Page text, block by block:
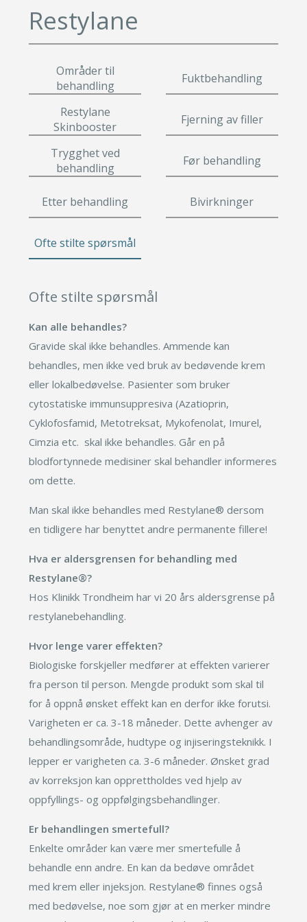
Brystforstørring eget fett
Lipødem
Leppeløft
Brystforstørring eget
Lipødem
Svettebehandling
Se mer
Restylane
Områder til
behandling
Fuktbehandling
Restylane
Skinbooster
Fjerning av filler
Trygghet ved
behandling
Før behandling
Etter behandling Bivirkninger
Ofte stilte spørsmål
Ofte stilte spørsmål
Kan alle behandles?
Gravide skal ikke behandles. Ammende kan
behandles, men ikke ved bruk av bedøvende krem
eller lokalbedøvelse. Pasienter som bruker
cytostatiske immunsuppresiva (Azatioprin,
Cyklofosfamid, Metotreksat, Mykofenolat, Imurel,
Cimzia etc. skal ikke behandles. Går en på
blodfortynnede medisiner skal behandler informeres
om dette.
Man skal ikke behandles med Restylane® dersom
en tidligere har benyttet andre permanente fillere!
Hva er aldersgrensen for behandling med
Restylane®?
Hos Klinikk Trondheim har vi 20 års aldersgrense på
restylanebehandling.
Hvor lenge varer effekten?
Biologiske forskjeller medfører at effekten varierer
fra person til person. Mengde produkt som skal til
for å oppnå ønsket effekt kan en derfor ikke forutsi.
Varigheten er ca. 3-18 måneder. Dette avhenger av
behandlingsområde, hudtype og injiseringsteknikk. I
lepper er varigheten ca. 3-6 måneder. Ønsket grad
av korreksjon kan opprettholdes ved hjelp av
oppfyllings- og oppfølgingsbehandlinger.
Er behandlingen smertefull?
Enkelte områder kan være mer smertefulle å
behandle enn andre. En kan da bedøve området
med krem eller injeksjon. Restylane® finnes også
med bedøvelse, noe som gjør at en merker mindre